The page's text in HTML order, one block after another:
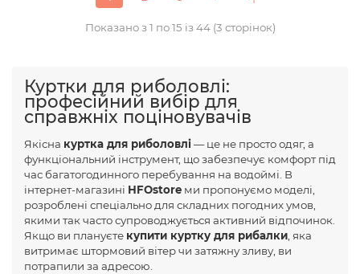
Показано з 1 по 15 із 44 (3 сторінок)
Куртки для риболовлі:
професійний вибір для
справжніх поціновувачів
Якісна куртка для риболовлі— це не просто одяг, а
функціональний інструмент, що забезпечує комфорт під
час багатогодинного перебування на водоймі. В
інтернет-магазині HFOstore ми пропонуємо моделі,
розроблені спеціально для складних погодних умов,
якими так часто супроводжується активний відпочинок.
Якщо ви плануєте купити куртку для рибалки, яка
витримає штормовий вітер чи затяжну зливу, ви
потрапили за адресою.